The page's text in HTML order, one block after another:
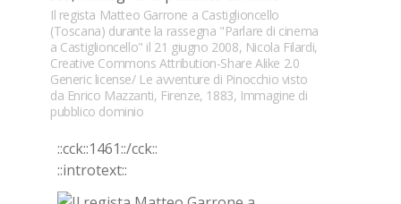
Il regista Matteo Garrone a Castiglioncello
(Toscana) durante la rassegna "Parlare di cinema
a Castiglioncello" il 21 giugno 2008, Nicola Filardi,
Creative Commons Attribution-Share Alike 2.0
Generic license/ Le avventure di Pinocchio visto
da Enrico Mazzanti, Firenze, 1883, Immagine di
pubblico dominio
::cck::1461::/​cck::
::in­tro­text::